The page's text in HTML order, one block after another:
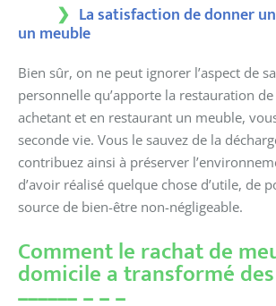
La satisfaction de donner
un meuble
Bien sûr, on ne peut ignorer l’aspect de
personnelle qu’apporte la restauration
achetant et en restaurant un meuble,
seconde vie. Vous le sauvez de la
contribuez ainsi à préserver
d’avoir réalisé quelque chose d’utile, de
source de bien-être non-négligeable.
Comment le rachat de
domicile a transformé